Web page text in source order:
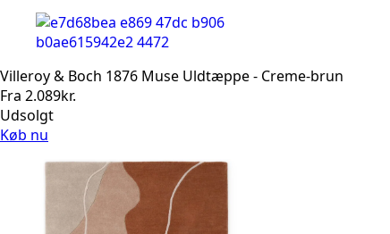
Villeroy & Boch 1876 Muse Uldtæppe - Creme-brun
Fra 2.089kr.
Udsolgt
Køb nu